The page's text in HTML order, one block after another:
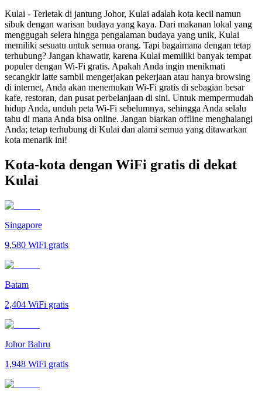
Kulai - Terletak di jantung Johor, Kulai adalah kota kecil namun
sibuk dengan warisan budaya yang kaya. Dari makanan lokal yang
menggugah selera hingga pengalaman budaya yang unik, Kulai
memiliki sesuatu untuk semua orang. Tapi bagaimana dengan tetap
terhubung? Jangan khawatir, karena Kulai memiliki banyak tempat
populer dengan Wi-Fi gratis. Apakah Anda ingin menikmati
secangkir latte sambil mengerjakan pekerjaan atau hanya browsing
di internet, Anda akan menemukan Wi-Fi gratis di sebagian besar
kafe, restoran, dan pusat perbelanjaan di sini. Untuk mempermudah
hidup Anda, unduh peta Wi-Fi sebelumnya, sehingga Anda selalu
tahu di mana Anda bisa online. Jangan biarkan offline menghalangi
Anda; tetap terhubung di Kulai dan alami semua yang ditawarkan
kota menarik ini!
Kota-kota dengan WiFi gratis di dekat
Kulai
Singapore
9,580 WiFi gratis
Batam
2,404 WiFi gratis
Johor Bahru
1,948 WiFi gratis